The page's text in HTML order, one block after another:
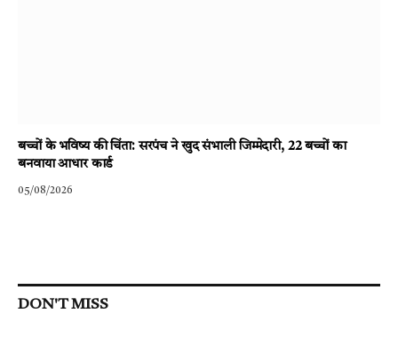
बच्चों के भविष्य की चिंता: सरपंच ने खुद संभाली जिम्मेदारी, 22 बच्चों का
बनवाया आधार कार्ड
05/08/2026
DON'T MISS